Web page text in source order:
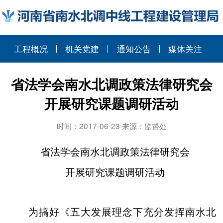
工程概况 机关党建 通知公告 媒体关注
省法学会南水北调政策法律研究会
开展研究课题调研活动
时间：2017-06-23 来源：监督处
省法学会南水北调政策法律研究会
开展研究课题调研活动
为搞好《五大发展理念下充分发挥南水北